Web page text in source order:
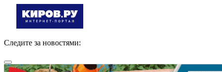
Следите за новостями: